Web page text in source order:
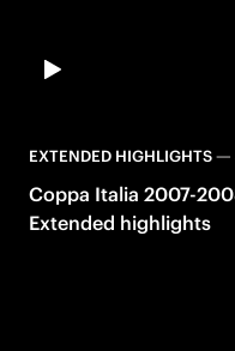
EXTENDED HIGHLIGHTS—
Coppa Italia 2007-
Extended highlights